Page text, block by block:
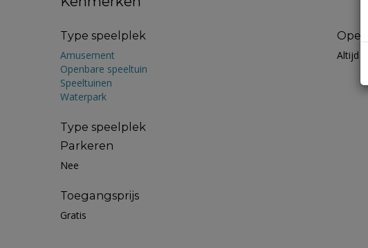
Type speelplek
Amusement
Openbare speeltuin
Speeltuinen
Waterpark
Type speelplek
Parkeren
Nee
Toegangsprijs
Gratis
Altijd